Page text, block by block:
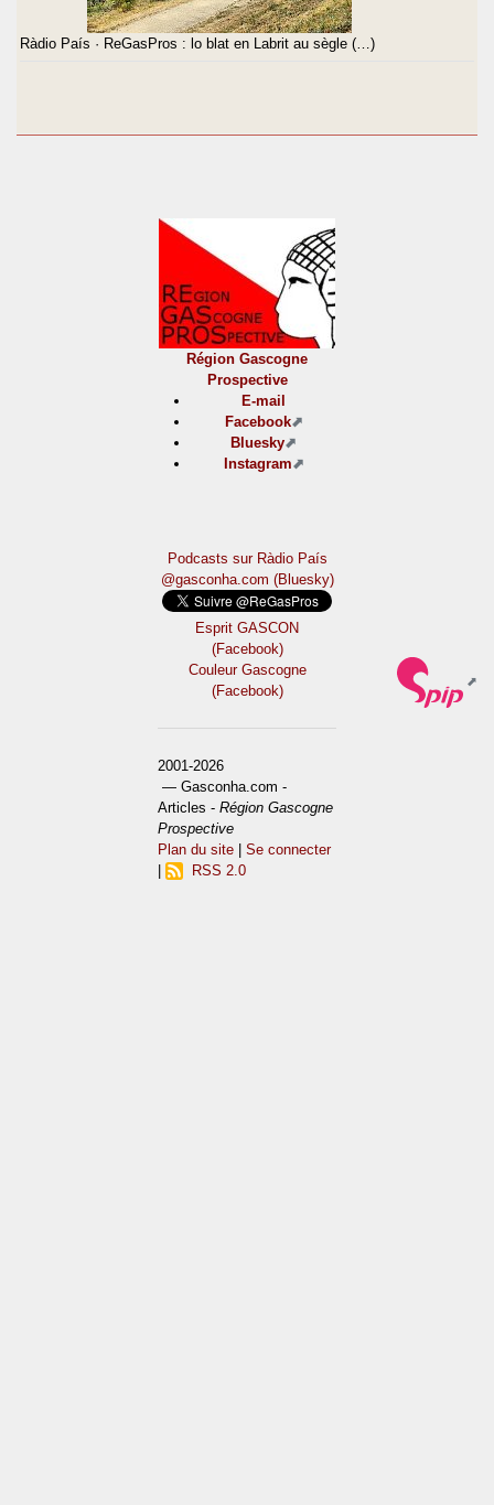
Ràdio País · ReGasPros : lo blat en Labrit au sègle (…)
Région Gascogne
Prospective
E-mail
Facebook
Bluesky
Instagram
Podcasts sur Ràdio País
@gasconha.com (Bluesky)
Esprit GASCON
(Facebook)
Couleur Gascogne
(Facebook)
2001-2026
— Gasconha.com -
Articles -Région Gascogne
Prospective
Plan du site |Se connecter
RSS 2.0